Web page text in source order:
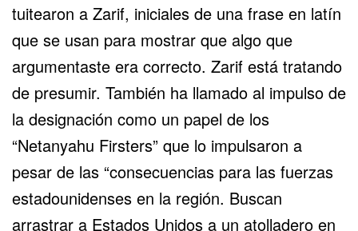
tuitearon a Zarif, iniciales de una frase en latín
que se usan para mostrar que algo que
argumentaste era correcto. Zarif está tratando
de presumir. También ha llamado al impulso de
la designación como un papel de los
“Netanyahu Firsters” que lo impulsaron a
pesar de las “consecuencias para las fuerzas
estadounidenses en la región. Buscan
arrastrar a Estados Unidos a un atolladero en